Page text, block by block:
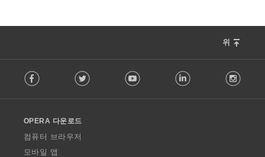
위
o
w
O
p
Facebook Twitter Youtube LinkedIn
OPERA 다운로드
컴퓨터 브라우저
모바일 앱